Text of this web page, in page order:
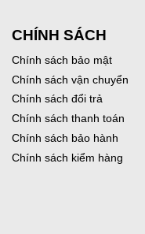
CHÍNH SÁCH
Chính sách bảo mật
Chính sách vận chuyển
Chính sách đổi trả
Chính sách thanh toán
Chính sách bảo hành
Chính sách kiểm hàng